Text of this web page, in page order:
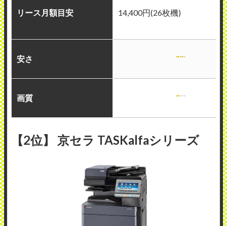
リース月額目安 14,400円(26枚機)
安さ
画質
【2位】 京セラ TASKalfaシリーズ